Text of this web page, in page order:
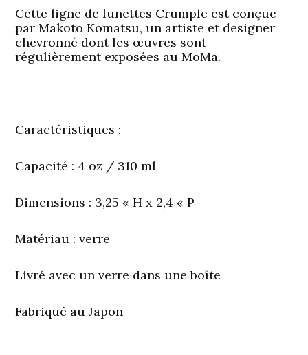
Cette ligne de lunettes Crumple est conçue
par Makoto Komatsu, un artiste et designer
chevronné dont les œuvres sont
régulièrement exposées au MoMa.
Caractéristiques :
Capacité : 4 oz / 310 ml
Dimensions : 3,25 « H x 2,4 « P
Matériau : verre
Livré avec un verre dans une boîte
Fabriqué au Japon